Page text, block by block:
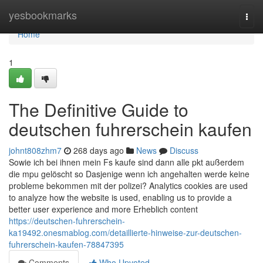
yesbookmarks
Home
Home
1
The Definitive Guide to
deutschen fuhrerschein kaufen
johnt808zhm7 268 days ago News
Discuss
Sowie ich bei ihnen mein Fs kaufe sind dann alle pkt außerdem
die mpu gelöscht so Dasjenige wenn ich angehalten werde keine
probleme bekommen mit der polizei? Analytics cookies are used
to analyze how the website is used, enabling us to provide a
better user experience and more Erheblich content
https://deutschen-fuhrerschein-
ka19492.onesmablog.com/detaillierte-hinweise-zur-deutschen-
fuhrerschein-kaufen-78847395